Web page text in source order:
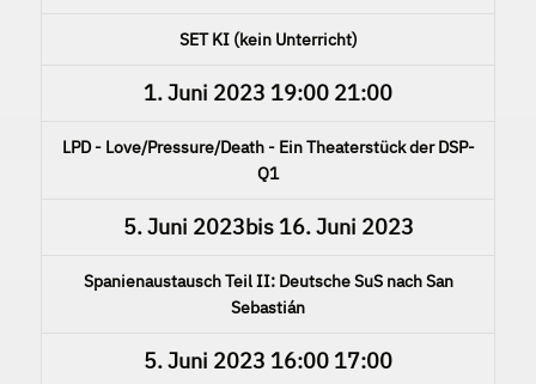
SET KI (kein Unterricht)
1. Juni 2023 19:00 21:00
LPD - Love/Pressure/Death - Ein Theaterstück der DSP-
Q1
5. Juni 2023bis 16. Juni 2023
Spanienaustausch Teil II: Deutsche SuS nach San
Sebastián
5. Juni 2023 16:00 17:00